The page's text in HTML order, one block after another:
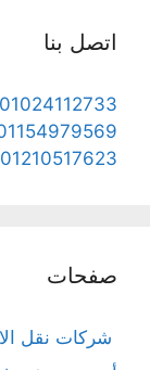
اتصل بنا
01024112733
01210517623
صفحات
شركات نقل